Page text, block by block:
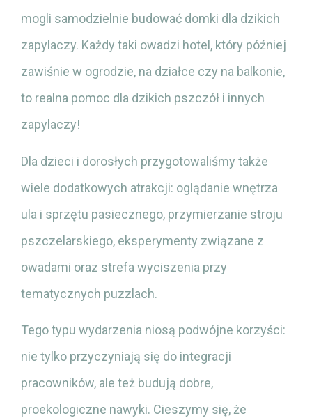
mogli samodzielnie budować domki dla dzikich
zapylaczy. Każdy taki owadzi hotel, który później
zawiśnie w ogrodzie, na działce czy na balkonie,
to realna pomoc dla dzikich pszczół i innych
zapylaczy!
Dla dzieci i dorosłych przygotowaliśmy także
wiele dodatkowych atrakcji: oglądanie wnętrza
ula i sprzętu pasiecznego, przymierzanie stroju
pszczelarskiego, eksperymenty związane z
owadami oraz strefa wyciszenia przy
tematycznych puzzlach.
Tego typu wydarzenia niosą podwójne korzyści:
nie tylko przyczyniają się do integracji
pracowników, ale też budują dobre,
proekologiczne nawyki. Cieszymy się, że